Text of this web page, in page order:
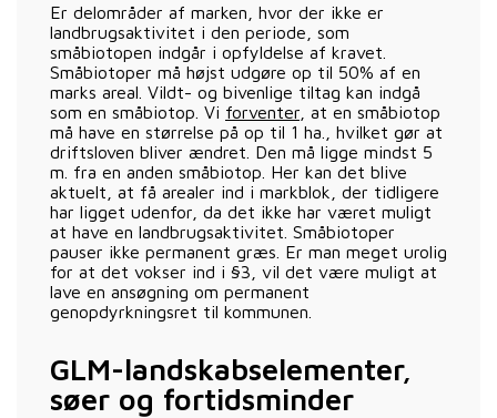
Er delområder af marken, hvor der ikke er
landbrugsaktivitet i den periode, som
småbiotopen indgår i opfyldelse af kravet.
Småbiotoper må højst udgøre op til 50% af en
marks areal. Vildt- og bivenlige tiltag kan indgå
som en småbiotop. Vi forventer , at en småbiotop
må have en størrelse på op til 1 ha., hvilket gør at
driftsloven bliver ændret. Den må ligge mindst 5
m. fra en anden småbiotop. Her kan det blive
aktuelt, at få arealer ind i markblok, der tidligere
har ligget udenfor, da det ikke har været muligt
at have en landbrugsaktivitet. Småbiotoper
pauser ikke permanent græs. Er man meget urolig
for at det vokser ind i §3, vil det være muligt at
lave en ansøgning om permanent
genopdyrkningsret til kommunen.
GLM-landskabselementer,
søer og fortidsminder